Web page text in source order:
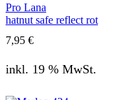
Pro Lana
hatnut safe reflect rot
7,95 €
inkl. 19 % MwSt.